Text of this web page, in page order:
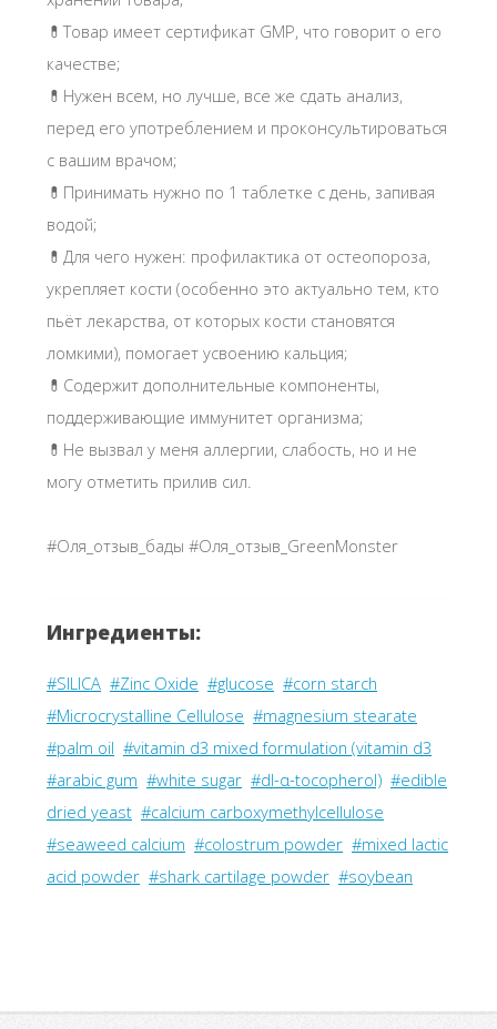
💊Товар имеет сертификат GMP, что говорит о его
качестве;
💊Нужен всем, но лучше, все же сдать анализ,
перед его употреблением и проконсультироваться
с вашим врачом;
💊Принимать нужно по 1 таблетке с день, запивая
водой;
💊Для чего нужен: профилактика от остеопороза,
укрепляет кости (особенно это актуально тем, кто
пьёт лекарства, от которых кости становятся
ломкими), помогает усвоению кальция;
💊Содержит дополнительные компоненты,
поддерживающие иммунитет организма;
💊Не вызвал у меня аллергии, слабость, но и не
могу отметить прилив сил.
#Оля_отзыв_бады #Оля_отзыв_GreenMonster
Ингредиенты:
#SILICA #Zinc Oxide #glucose #corn starch
#Microcrystalline Cellulose #magnesium stearate
#palm oil #vitamin d3 mixed formulation (vitamin d3
#arabic gum #white sugar #dl-α-tocopherol) #edible
dried yeast #calcium carboxymethylcellulose
#seaweed calcium #colostrum powder #mixed lactic
acid powder #shark cartilage powder #soybean